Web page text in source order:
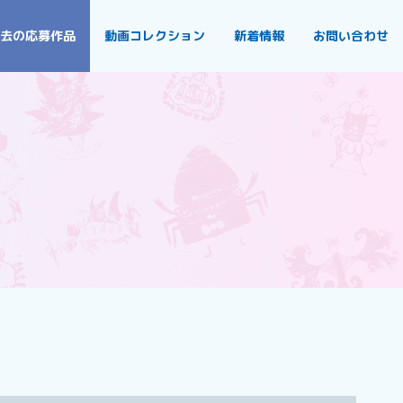
の応募作品 動画コレクション 新着情報 お問い合わせ